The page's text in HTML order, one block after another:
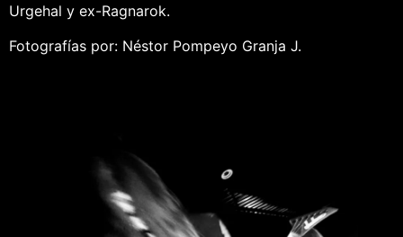
Urgehal y ex-Ragnarok.
Fotografías por: Néstor Pompeyo Granja J.